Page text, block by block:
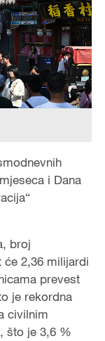
i Dana
broj
će 2,36 milijardi
prevest
je rekordna
civilnim
što je 3,6 %